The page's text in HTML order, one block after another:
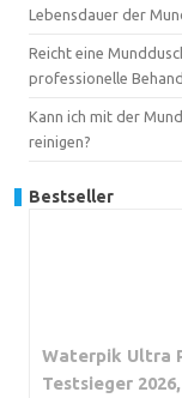
Lebensdauer der
Reicht eine
professionelle
Kann ich mit der
reinigen?
Bestseller
Waterpik Ultra
Testsieger